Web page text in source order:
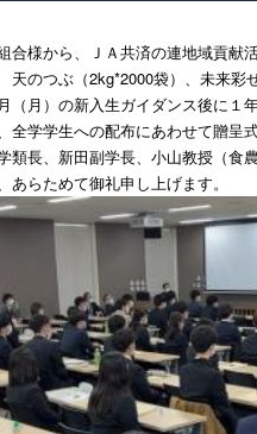
合様から、ＪＡ共済の連地域貢献
のつぶ（2kg*2000袋）、未来彩
（月）の新入生ガイダンス後に１
全学学生への配布にあわせて贈
類長、新田副学長、小山教授（食
らためて御礼申し上げます。